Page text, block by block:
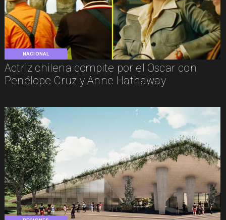
NACIONAL
Actriz chilena compite por el Oscar con
Penélope Cruz y Anne Hathaway